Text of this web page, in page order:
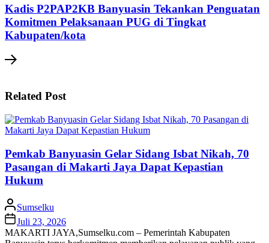
Kadis P2PAP2KB Banyuasin Tekankan Penguatan
Komitmen Pelaksanaan PUG di Tingkat
Kabupaten/kota
Related Post
Pemkab Banyuasin Gelar Sidang Isbat Nikah, 70
Pasangan di Makarti Jaya Dapat Kepastian
Hukum
Sumselku
Juli 23, 2026
MAKARTI JAYA,Sumselku.com – Pemerintah Kabupaten